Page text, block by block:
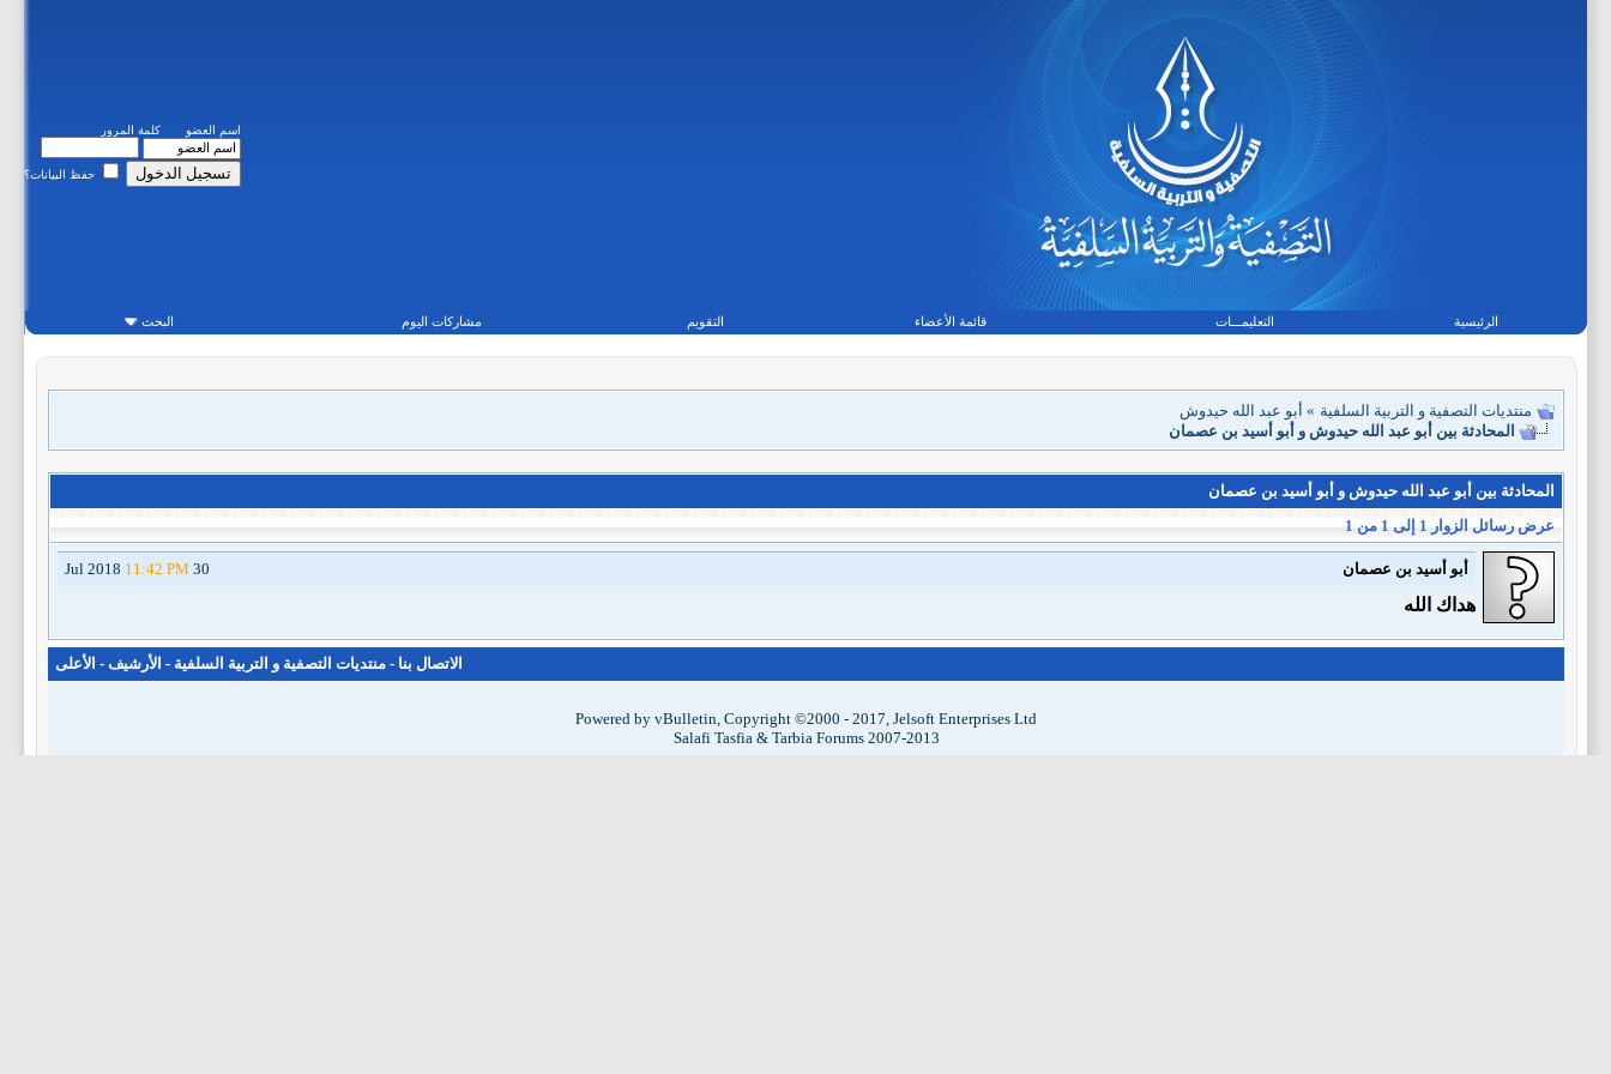
اسم العضو كلمة المرور
حفظ البيانات؟
الرئيسية التعليمـــات قائمة الأعضاء التقويم مشاركات اليوم البحث
منتديات التصفية و التربية السلفية » أبو عبد الله حيدوش
المحادثة بين أبو عبد الله حيدوش و أبو أسيد بن عصمان
المحادثة بين أبو عبد الله حيدوش و أبو أسيد بن عصمان
عرض رسائل الزوار 1 إلى
1 من 1
30 Jul 2018
11:42 PM أبو أسيد بن عصمان
هداك الله
الاتصال بنا - منتديات التصفية و التربية السلفية - الأرشيف - الأعلى
Powered by vBulletin, Copyright ©2000 - 2017, Jelsoft Enterprises Ltd
Salafi Tasfia & Tarbia Forums 2007-2013